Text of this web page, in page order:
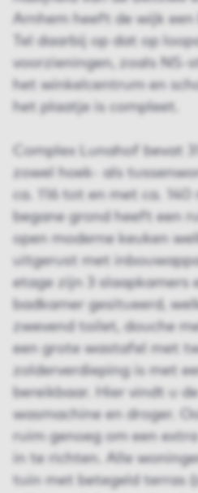
Arnhem heeft de wijk
Tel daarbij op dat op
voorzieningen, zoals NS-
het winkelcentrum en
het plaatje is compleet.
Complex Lunahof bevat
zowel hoek- als
ca. 116 tot en met ca.
begane grond heeft een
open moderne keuken
uitgerust met
etage zijn 3 slaapkamers
badkamer gesitueerd,
zwevend toilet, douche
een grote wastafel met
zolderverdieping is met
bereikbaar. Hier vindt u
wasmachine en droger.
ruim genoeg om een
in te richten. Alle
tuin met betegeld terras